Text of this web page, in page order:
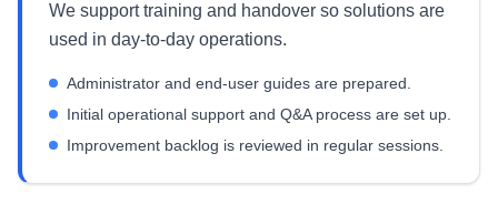
We support training and handover so solutions are
used in day-to-day operations.
Administrator and end-user guides are prepared.
Initial operational support and Q&A process are set up.
Improvement backlog is reviewed in regular sessions.